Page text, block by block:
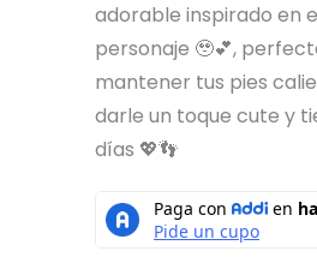
adorable inspirado en
personaje 🥹💕,
mantener tus pies
darle un toque cute y
días 💖👣